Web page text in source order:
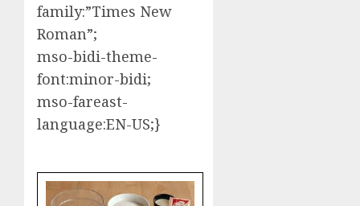
family:”Times New
Roman”;
mso-bidi-theme-
font:minor-bidi;
mso-fareast-
language:EN-US;}